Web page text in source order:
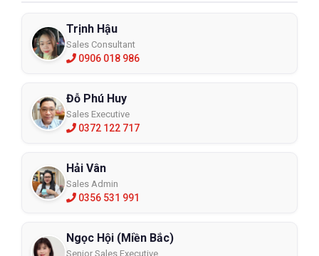
Trịnh Hậu
Sales Consultant
0906 018 986
Đỗ Phú Huy
Sales Executive
0372 122 717
Hải Vân
Sales Admin
0356 531 991
Ngọc Hội (Miền Bắc)
Senior Sales Executive